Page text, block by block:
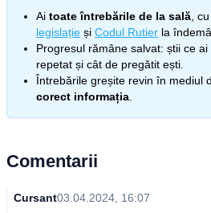
Ai toate întrebările de la sală ,
legislație și Codul Rutier la
Progresul rămâne salvat: știi ce
repetat și cât de pregătit ești.
Întrebările greșite revin în mediul
corect informația
Comentarii
Cursant03.04.2024, 16:07